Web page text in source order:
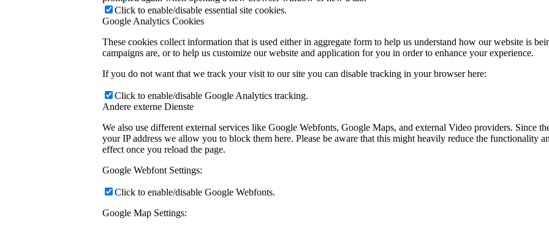
Click to enable/disable essential site cookies.
Google Analytics Cookies
These cookies collect information that is used either in aggregate form to help us understand how our website is
campaigns are, or to help us customize our website and application for you in order to enhance your experience.
If you do not want that we track your visit to our site you can disable tracking in your browser here:
Click to enable/disable Google Analytics tracking.
Andere externe Dienste
We also use different external services like Google Webfonts, Google Maps, and external Video providers. Since
your IP address we allow you to block them here. Please be aware that this might heavily reduce the functionality
effect once you reload the page.
Google Webfont Settings:
Click to enable/disable Google Webfonts.
Google Map Settings: